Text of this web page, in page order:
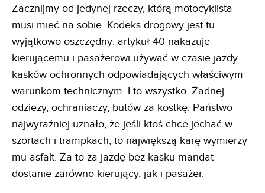
Zacznijmy od jedynej rzeczy, którą motocyklista
musi mieć na sobie. Kodeks drogowy jest tu
wyjątkowo oszczędny: artykuł 40 nakazuje
kierującemu i pasażerowi używać w czasie jazdy
kasków ochronnych odpowiadających właściwym
warunkom technicznym. I to wszystko. Żadnej
odzieży, ochraniaczy, butów za kostkę. Państwo
najwyraźniej uznało, że jeśli ktoś chce jechać w
szortach i trampkach, to największą karę wymierzy
mu asfalt. Za to za jazdę bez kasku mandat
dostanie zarówno kierujący, jak i pasażer.